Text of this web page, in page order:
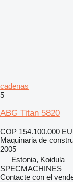
cadenas
5
ABG Titan 5820
COP 154.100.000
Maquinaria de
2005
Estonia, Koidula
SPECMACHINES
Contacte con el